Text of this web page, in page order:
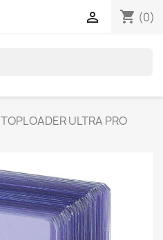
shopping_cart (0)

TOPLOADER ULTRA PRO